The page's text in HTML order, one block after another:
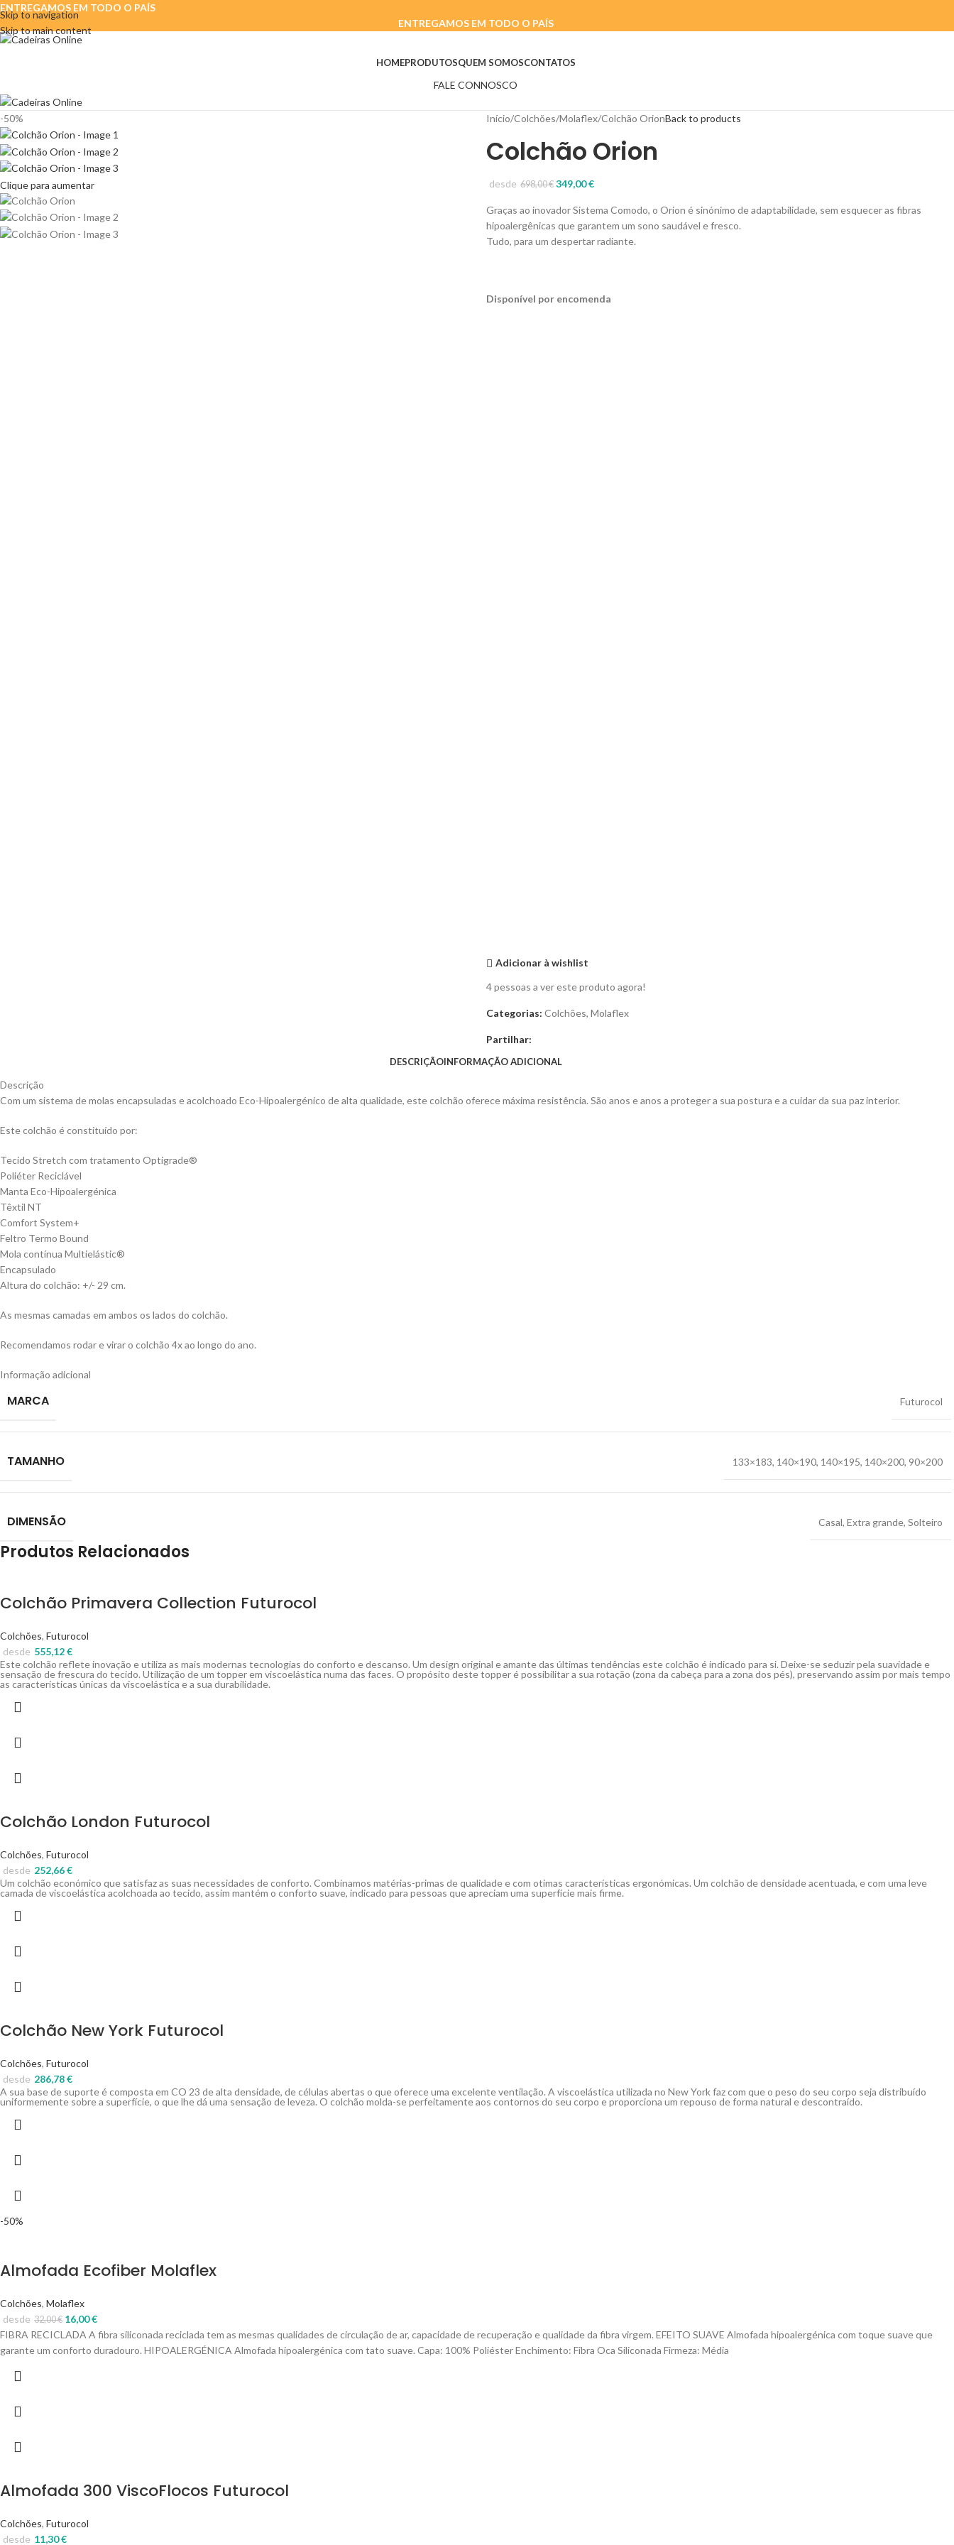
Skip to navigation
Skip to main content
ENTREGAMOS EM TODO O PAÍS
ENTREGAMOS EM TODO O PAÍS
HOMEPRODUTOSQUEM SOMOSCONTATOS
FALE CONNOSCO
-50%
Clique para aumentar
Início Colchões Molaflex Colchão OrionBack to products
Colchão Orion
698,00€ 349,00€
desde
Graças ao inovador Sistema Comodo, o Orion é sinónimo de adaptabilidade, sem esquecer as fibras
hipoalergênicas que garantem um sono saudável e fresco.
Tudo, para um despertar radiante.
Disponível por encomenda
Adicionar à wishlist
4pessoas a ver este produto agora!
Categorias: Colchões, Molaflex
Partilhar:
DESCRIÇÃOINFORMAÇÃO ADICIONAL
Descrição
Com um sistema de molas encapsuladas e acolchoado Eco-Hipoalergénico de alta qualidade, este colchão oferece máxima resistência. São anos e anos a proteger a sua postura e a cuidar da sua paz interior.
Este colchão é constituído por:
Tecido Stretch com tratamento Optigrade®
Poliéter Reciclável
Manta Eco-Hipoalergénica
Têxtil NT
Comfort System+
Feltro Termo Bound
Mola contínua Multielástic®
Encapsulado
Altura do colchão: +/- 29 cm.
As mesmas camadas em ambos os lados do colchão.
Recomendamos rodar e virar o colchão 4x ao longo do ano.
Informação adicional
MARCA Futurocol
TAMANHO 133×183, 140×190, 140×195, 140×200, 90×200
DIMENSÃO Casal, Extra grande, Solteiro
Produtos Relacionados
Colchão Primavera Collection Futurocol
Colchões, Futurocol
555,12€
desde
Este colchão reflete inovação e utiliza as mais modernas tecnologias do conforto e descanso. Um design original e amante das últimas tendências este colchão é indicado para si. Deixe-se seduzir pela suavidade e
sensação de frescura do tecido. Utilização de um topper em viscoelástica numa das faces. O propósito deste topper é possibilitar a sua rotação (zona da cabeça para a zona dos pés), preservando assim por mais tempo
as características únicas da viscoelástica e a sua durabilidade.
Colchão London Futurocol
Colchões, Futurocol
252,66€
desde
Um colchão económico que satisfaz as suas necessidades de conforto. Combinamos matérias-primas de qualidade e com otimas características ergonómicas. Um colchão de densidade acentuada, e com uma leve
camada de viscoelástica acolchoada ao tecido, assim mantém o conforto suave, indicado para pessoas que apreciam uma superfície mais firme.
Colchão New York Futurocol
Colchões, Futurocol
286,78€
desde
A sua base de suporte é composta em CO 23 de alta densidade, de células abertas o que oferece uma excelente ventilação. A viscoelástica utilizada no New York faz com que o peso do seu corpo seja distribuído
uniformemente sobre a superfície, o que lhe dá uma sensação de leveza. O colchão molda-se perfeitamente aos contornos do seu corpo e proporciona um repouso de forma natural e descontraído.
-50%
Almofada Ecofiber Molaflex
Colchões, Molaflex
32,00€ 16,00€
desde
FIBRA RECICLADA A fibra siliconada reciclada tem as mesmas qualidades de circulação de ar, capacidade de recuperação e qualidade da fibra virgem. EFEITO SUAVE Almofada hipoalergénica com toque suave que
garante um conforto duradouro. HIPOALERGÉNICA Almofada hipoalergénica com tato suave. Capa: 100% Poliéster Enchimento: Fibra Oca Siliconada Firmeza: Média
Almofada 300 ViscoFlocos Futurocol
Colchões, Futurocol
11,30€
desde